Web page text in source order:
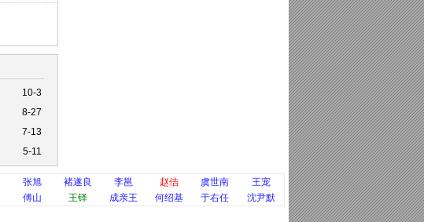
10-3
8-27
7-13
5-11
张旭 褚遂良 李邕 赵佶 虞世南
王宠
傅山 王铎 成亲王 何绍基 于右任
沈尹默